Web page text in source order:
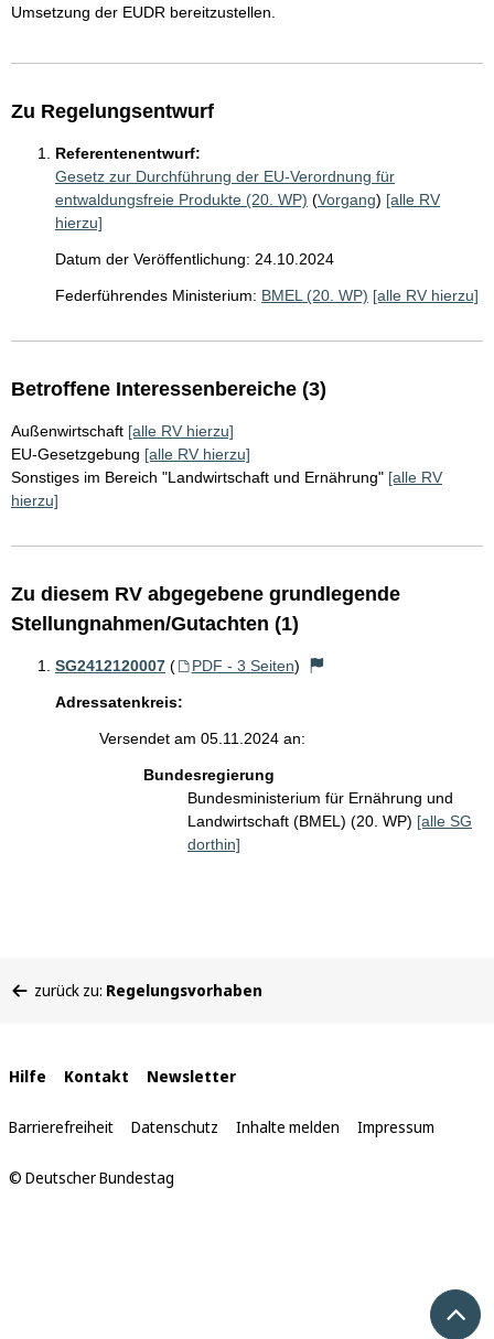
Umsetzung der EUDR bereitzustellen.
Zu Regelungsentwurf
Referentenentwurf:
Gesetz zur Durchführung der EU-Verordnung für
entwaldungsfreie Produkte (20. WP) (Vorgang) [alle RV
hierzu]
Datum der Veröffentlichung: 24.10.2024
Federführendes Ministerium: BMEL (20. WP) [alle RV hierzu]
Betroffene Interessenbereiche (3)
Außenwirtschaft [alle RV hierzu]
EU-Gesetzgebung [alle RV hierzu]
Sonstiges im Bereich "Landwirtschaft und Ernährung" [alle RV
hierzu]
Zu diesem RV abgegebene grundlegende
Stellungnahmen/Gutachten (1)
SG2412120007 ( PDF - 3 Seiten)
Adressatenkreis:
Versendet am 05.11.2024 an:
Bundesregierung
Bundesministerium für Ernährung und
Landwirtschaft (BMEL) (20. WP) [alle SG
dorthin]
befinden
zurück zu: Regelungsvorhaben
Interne
Links
Hilfe Kontakt Newsletter
Barrierefreiheit Datenschutz Inhalte melden Impressum
© Deutscher Bundestag